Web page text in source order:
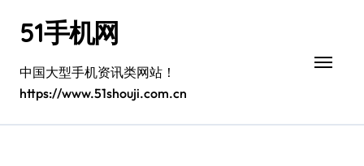
51手机网
中国大型手机资讯类网站！
https://www.51shouji.com.cn